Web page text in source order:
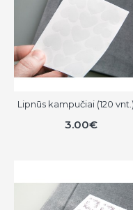
Lipnūs kampučiai (120
3.00€